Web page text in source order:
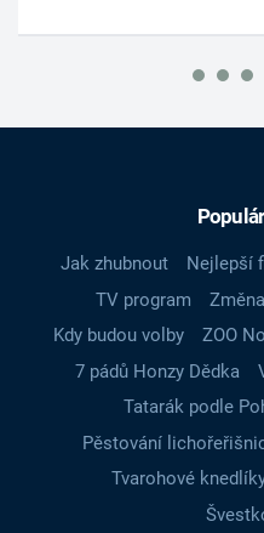
Jak zhubnout Nejlepší
TV program
Kdy budou volby
ZOO
7 pádů Honzy Dědka
Tatarák podle
Pěstování
Tvarohové